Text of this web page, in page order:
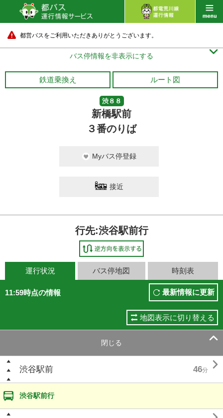
都営バスをご利用いただきありがとうございます。
バス停情報を非表示にする 
鉄道乗換え ルート図
渋８８
新橋駅前
３番のりば
Myバス停登録
接近
行先:渋谷駅前行
運行状況 バス停地図 時刻表
11:59時点の情報 最新情報に更新
地図表示に切り替える
閉じる 
渋谷駅前 46分 
渋谷駅前行